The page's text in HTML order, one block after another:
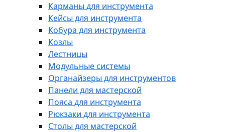
Карманы для инструмента
Кейсы для инструмента
Кобура для инструмента
Козлы
Лестницы
Модульные системы
Органайзеры для инструментов
Панели для мастерской
Пояса для инструмента
Рюкзаки для инструмента
Столы для мастерской